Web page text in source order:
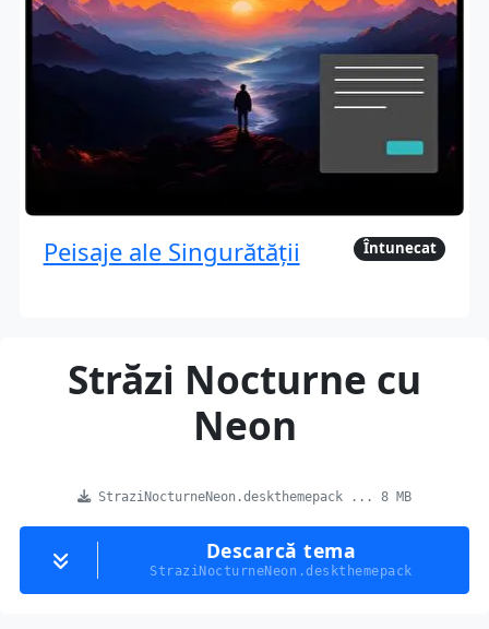
Peisaje ale Singurătății Întunecat
Străzi Nocturne cu
Neon
StraziNocturneNeon.deskthemepack ... 8 MB
Descarcă tema
StraziNocturneNeon.deskthemepack